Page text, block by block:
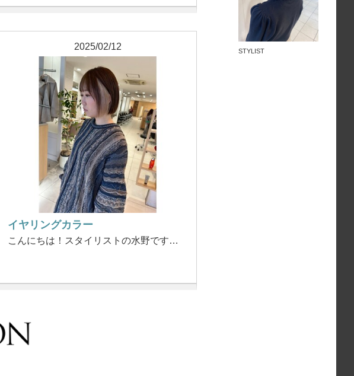
2025/02/12
イヤリングカラー
こんにちは！スタイリストの水野です…
STYLIST